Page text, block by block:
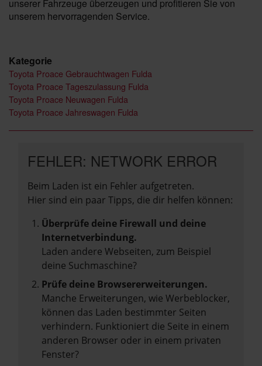
unserer Fahrzeuge überzeugen und profitieren Sie von
unserem hervorragenden Service.
Kategorie
Toyota Proace Gebrauchtwagen Fulda
Toyota Proace Tageszulassung Fulda
Toyota Proace Neuwagen Fulda
Toyota Proace Jahreswagen Fulda
FEHLER: NETWORK ERROR
Beim Laden ist ein Fehler aufgetreten.
Hier sind ein paar Tipps, die dir helfen können:
Überprüfe deine Firewall und deine
Internetverbindung.
Laden andere Webseiten, zum Beispiel
deine Suchmaschine?
Prüfe deine Browsererweiterungen.
Manche Erweiterungen, wie Werbeblocker,
können das Laden bestimmter Seiten
verhindern. Funktioniert die Seite in einem
anderen Browser oder in einem privaten
Fenster?